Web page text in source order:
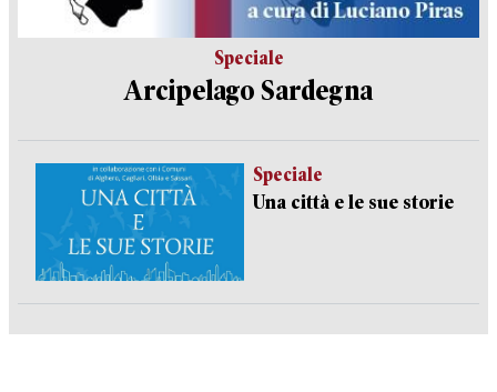
Speciale
Arcipelago Sardegna
Speciale
Una città e le sue storie